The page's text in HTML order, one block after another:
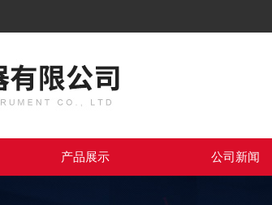
产品展示 公司新闻